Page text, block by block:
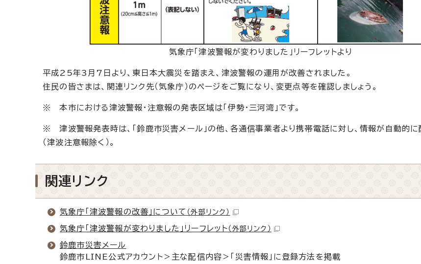
気象庁「津波警報が変わりました」リーフレットより
平成25年3月7日より、東日本大震災を踏まえ、津波警報の運用が改善されました。
住民の皆さまは、関連リンク先（気象庁）のページをご覧になり、変更点等を確認しましょう。
※ 本市における津波警報・注意報の発表区域は「伊勢・三河湾」です。
※ 津波警報発表時は、「鈴鹿市災害メール」の他、各通信事業者より携帯電話に対し、情報が自動的に
（津波注意報除く）。
関連リンク
気象庁「津波警報の改善」について （外部リンク）
気象庁「津波警報が変わりました」リーフレット （外部リンク）
鈴鹿市災害メール
鈴鹿市LINE公式アカウント＞主な配信内容＞「災害情報」に登録方法を掲載